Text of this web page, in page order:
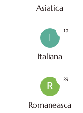
Asiatica
I
Italiana
19
R
Romaneasca
39